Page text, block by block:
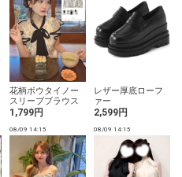
花柄ボウタイノー
スリーブブラウス
1,799円
レザー厚底ローフ
ァー
2,599円
08/09 14:15 08/09 14:15